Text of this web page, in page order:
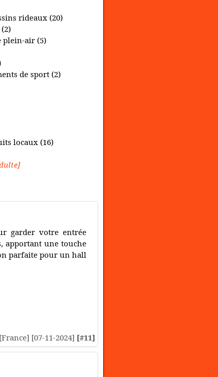
rideaux (20)
plein-air (5)
de sport (2)
locaux (16)
garder votre entrée
apportant une touche
parfaite pour un hall
[07-11-2024] [#11]